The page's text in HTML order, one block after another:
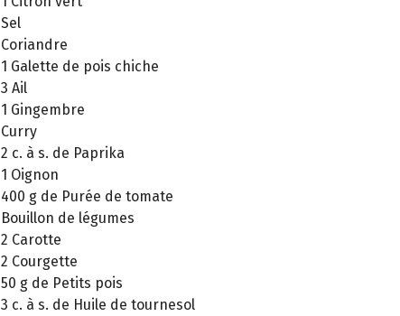
Sel
Coriandre
1 Galette de pois chiche
3 Ail
1 Gingembre
Curry
2 c. à s. de Paprika
1 Oignon
400 g de Purée de tomate
Bouillon de légumes
2 Carotte
2 Courgette
50 g de Petits pois
3 c. à s. de Huile de tournesol